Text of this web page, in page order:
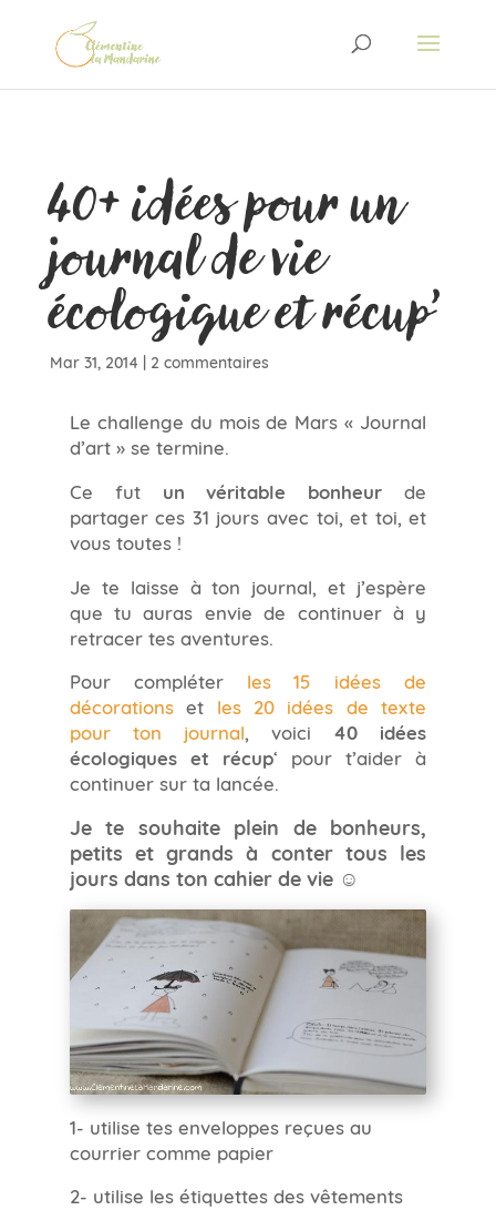
40+ idées pour un
journal de vie
écologique et récup’
Mar 31, 2014 | 2 commentaires
Le challenge du mois de Mars « Journal
d’art » se termine.
Ce fut un véritable bonheur de
partager ces 31 jours avec toi, et toi, et
vous toutes !
Je te laisse à ton journal, et j’espère
que tu auras envie de continuer à y
retracer tes aventures.
Pour compléter les 15 idées de
décorationset les 20 idées de texte
pour ton journal, voici 40 idées
écologiques et récup‘ pour t’aider à
continuer sur ta lancée.
Je te souhaite plein de bonheurs,
petits et grands à conter tous les
jours dans ton cahier de vie ☺
1- utilise tes enveloppes reçues au
courrier comme papier
2- utilise les étiquettes des vêtements